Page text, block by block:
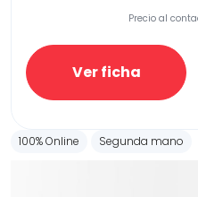
Precio al
Ver ficha
100% Online Segunda mano